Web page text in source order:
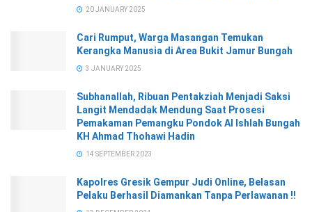
20 JANUARY 2025
Cari Rumput, Warga Masangan Temukan
Kerangka Manusia di Area Bukit Jamur Bungah
3 JANUARY 2025
Subhanallah, Ribuan Pentakziah Menjadi Saksi
Langit Mendadak Mendung Saat Prosesi
Pemakaman Pemangku Pondok Al Ishlah Bungah
KH Ahmad Thohawi Hadin
14 SEPTEMBER 2023
Kapolres Gresik Gempur Judi Online, Belasan
Pelaku Berhasil Diamankan Tanpa Perlawanan !!